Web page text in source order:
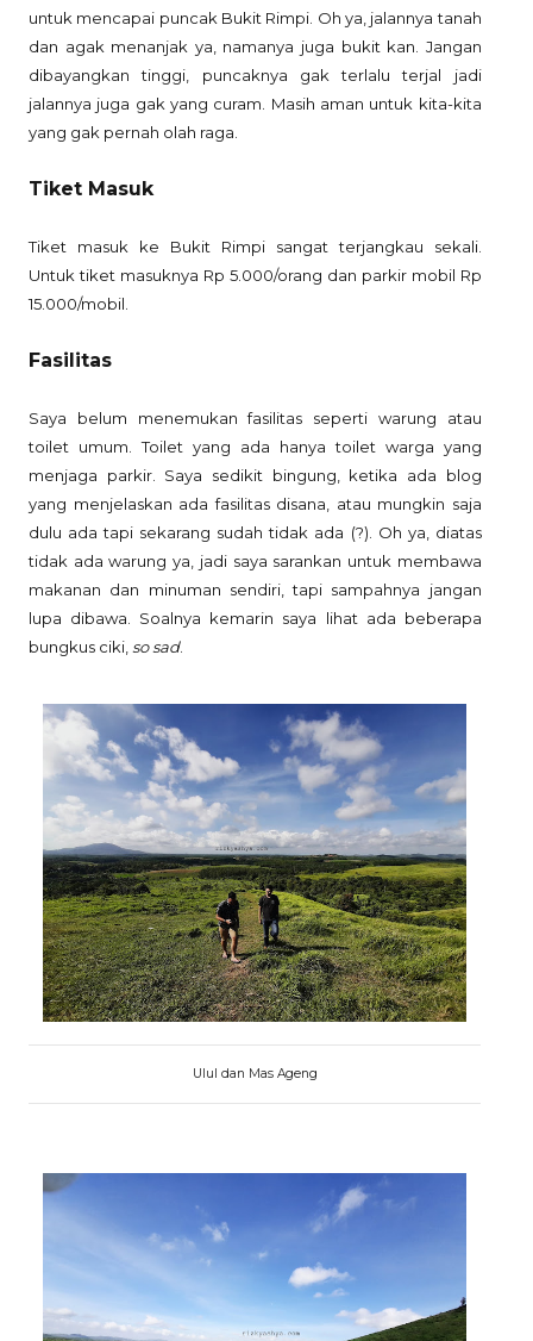
untuk mencapai puncak Bukit Rimpi. Oh ya, jalannya tanah
dan agak menanjak ya, namanya juga bukit kan. Jangan
dibayangkan tinggi, puncaknya gak terlalu terjal jadi
jalannya juga gak yang curam. Masih aman untuk kita-kita
yang gak pernah olah raga.
Tiket Masuk
Tiket masuk ke Bukit Rimpi sangat terjangkau sekali.
Untuk tiket masuknya Rp 5.000/orang dan parkir mobil Rp
15.000/mobil.
Fasilitas
Saya belum menemukan fasilitas seperti warung atau
toilet umum. Toilet yang ada hanya toilet warga yang
menjaga parkir. Saya sedikit bingung, ketika ada blog
yang menjelaskan ada fasilitas disana, atau mungkin saja
dulu ada tapi sekarang sudah tidak ada (?). Oh ya, diatas
tidak ada warung ya, jadi saya sarankan untuk membawa
makanan dan minuman sendiri, tapi sampahnya jangan
lupa dibawa. Soalnya kemarin saya lihat ada beberapa
bungkus ciki,so sad.
Ulul dan Mas Ageng